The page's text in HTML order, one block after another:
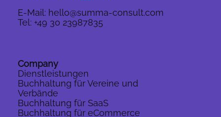
E-Mail: hello@summa-consult.com
Tel: +49 30 23987835
Company
Dienstleistungen
Buchhaltung für Vereine und
Verbände
Buchhaltung für SaaS
Buchhaltung für eCommerce